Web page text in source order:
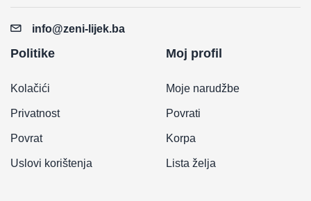
info@zeni-lijek.ba
Politike
Kolačići
Privatnost
Povrat
Uslovi korištenja
Moj profil
Moje narudžbe
Povrati
Korpa
Lista želja